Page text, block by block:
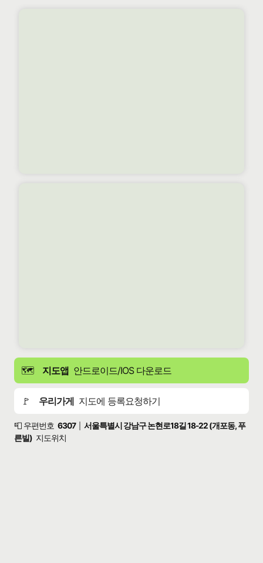
🗺️ 지도앱 안드로이드/IOS 다운로드
🚩 우리가게 지도에 등록요청하기
📮 우편번호 6307
서울특별시 강남구 논현로18길 18-22 (개포동, 푸
른빌) 지도위치